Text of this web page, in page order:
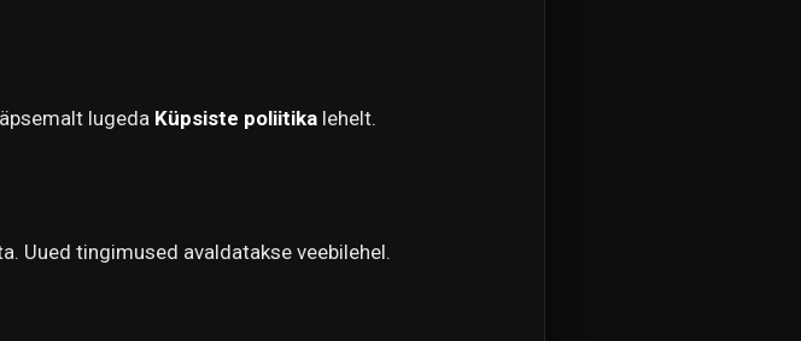
lugeda Küpsiste poliitika lehelt.
Uued tingimused avaldatakse veebilehel.